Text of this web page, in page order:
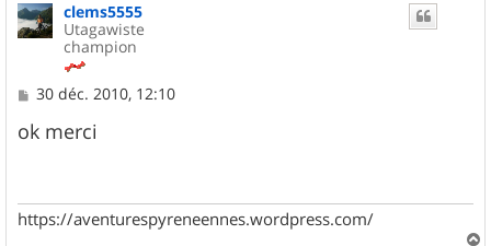
clems5555
Utagawiste
champion
M
s
s
30 déc. 2010, 12:10
ok merci
https://aventurespyreneennes.wordpress.com/